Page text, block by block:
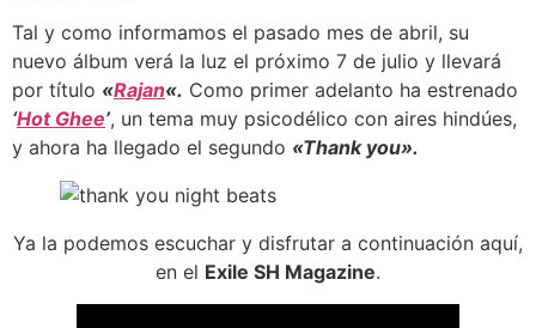
Tal y como informamos el pasado mes de abril, su
nuevo álbum verá la luz el próximo 7 de julio y llevará
por título «Rajan«. Como primer adelanto ha estrenado
‘Hot Ghee’, un tema muy psicodélico con aires hindúes,
y ahora ha llegado el segundo «Thank you».
Ya la podemos escuchar y disfrutar a continuación aquí,
en el Exile SH Magazine.